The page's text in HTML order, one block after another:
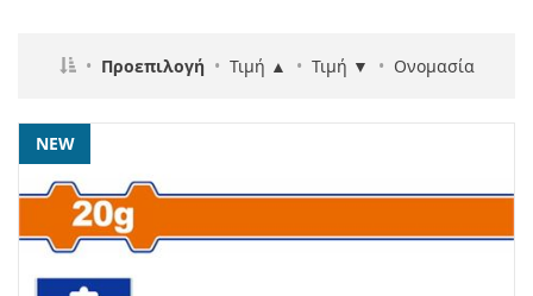
• Προεπιλογή• Τιμή ▲ • Τιμή ▼ • Ονομασία
NEW